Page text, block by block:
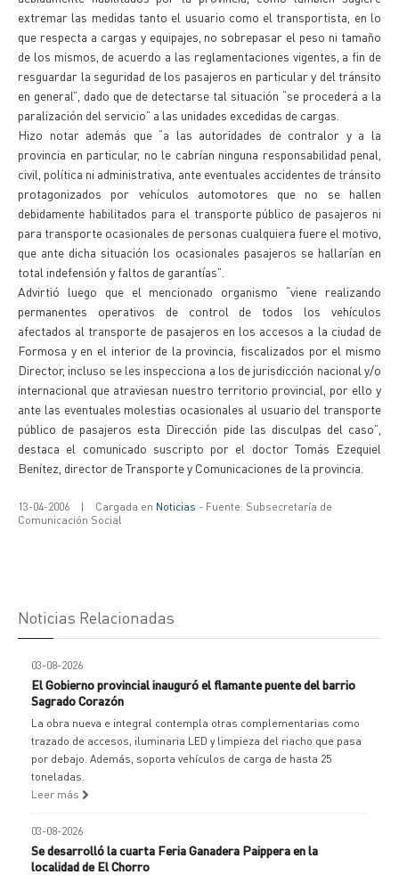
extremar las medidas tanto el usuario como el transportista, en lo
que respecta a cargas y equipajes, no sobrepasar el peso ni tamaño
de los mismos, de acuerdo a las reglamentaciones vigentes, a fin de
resguardar la seguridad de los pasajeros en particular y del tránsito
en general”, dado que de detectarse tal situación “se procederá a la
paralización del servicio” a las unidades excedidas de cargas.
Hizo notar además que “a las autoridades de contralor y a la
provincia en particular, no le cabrían ninguna responsabilidad penal,
civil, política ni administrativa, ante eventuales accidentes de tránsito
protagonizados por vehículos automotores que no se hallen
debidamente habilitados para el transporte público de pasajeros ni
para transporte ocasionales de personas cualquiera fuere el motivo,
que ante dicha situación los ocasionales pasajeros se hallarían en
total indefensión y faltos de garantías”.
Advirtió luego que el mencionado organismo “viene realizando
permanentes operativos de control de todos los vehículos
afectados al transporte de pasajeros en los accesos a la ciudad de
Formosa y en el interior de la provincia, fiscalizados por el mismo
Director, incluso se les inspecciona a los de jurisdicción nacional y/o
internacional que atraviesan nuestro territorio provincial, por ello y
ante las eventuales molestias ocasionales al usuario del transporte
público de pasajeros esta Dirección pide las disculpas del caso”,
destaca el comunicado suscripto por el doctor Tomás Ezequiel
Benítez, director de Transporte y Comunicaciones de la provincia.
13-04-2006 | Cargada en Noticias - Fuente: Subsecretaría de
Comunicación Social
Noticias Relacionadas
03-08-2026
El Gobierno provincial inauguró el flamante puente del barrio
Sagrado Corazón
La obra nueva e integral contempla otras complementarias como
trazado de accesos, iluminaria LED y limpieza del riacho que pasa
por debajo. Además, soporta vehículos de carga de hasta 25
toneladas.
Leer más
03-08-2026
Se desarrolló la cuarta Feria Ganadera Paippera en la
localidad de El Chorro